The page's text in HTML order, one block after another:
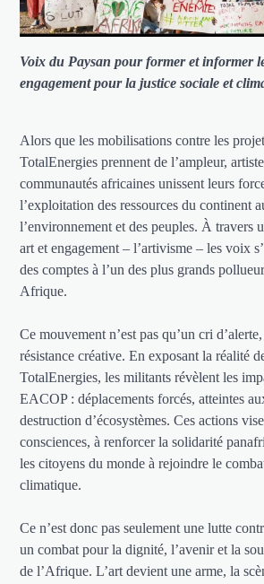
Voix du Paysan pour former et informer
engagement pour la justice sociale et
Alors que les mobilisations contre les
TotalEnergies prennent de l’ampleur,
communautés africaines unissent leurs
l’exploitation des ressources du continent
l’environnement et des peuples. À travers
art et engagement – l’artivisme – les voix
des comptes à l’un des plus grands
Afrique.
Ce mouvement n’est pas qu’un cri
résistance créative. En exposant la réalité
TotalEnergies, les militants révèlent les
EACOP : déplacements forcés, atteintes
destruction d’écosystèmes. Ces actions
consciences, à renforcer la solidarité
les citoyens du monde à rejoindre le
climatique.
Ce n’est donc pas seulement une lutte
un combat pour la dignité, l’avenir et la
de l’Afrique. L’art devient une arme, la